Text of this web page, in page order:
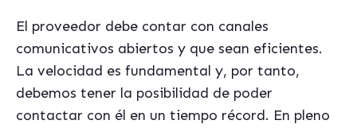
El proveedor debe contar con canales
comunicativos abiertos y que sean eficientes.
La velocidad es fundamental y, por tanto,
debemos tener la posibilidad de poder
contactar con él en un tiempo récord. En pleno